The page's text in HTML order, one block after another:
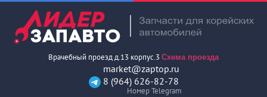
Врачебный проезд д.13 корпус.3 Схема проезда
market@zaptop.ru
8 (964) 626-82-78
Номер Telegram